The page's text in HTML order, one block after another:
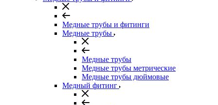
Медные трубы и фитинги
Медные трубы
Медные трубы
Медные трубы метрические
Медные трубы дюймовые
Медный фитинг